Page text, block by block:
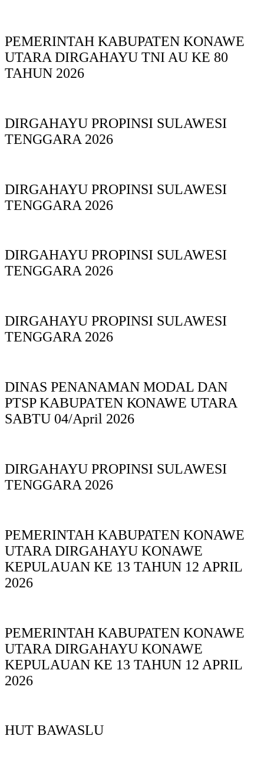
PEMERINTAH KABUPATEN KONAWE
UTARA DIRGAHAYU TNI AU KE 80
TAHUN 2026
DIRGAHAYU PROPINSI SULAWESI
TENGGARA 2026
DIRGAHAYU PROPINSI SULAWESI
TENGGARA 2026
DIRGAHAYU PROPINSI SULAWESI
TENGGARA 2026
DIRGAHAYU PROPINSI SULAWESI
TENGGARA 2026
DINAS PΕΝΑΝΑΜAN MODAL DAN
PTSP KABUPAΤΕΝ ΚΟNAWE UTARA
SABTU 04/April 2026
DIRGAHAYU PROPINSI SULAWESI
TENGGARA 2026
PEMERINTAH KABUPATEN KONAWE
UTARA DIRGAHAYU KONAWE
KEPULAUAN KE 13 TAHUN 12 APRIL
2026
PEMERINTAH KABUPATEN KONAWE
UTARA DIRGAHAYU KONAWE
KEPULAUAN KE 13 TAHUN 12 APRIL
2026
HUT BAWASLU